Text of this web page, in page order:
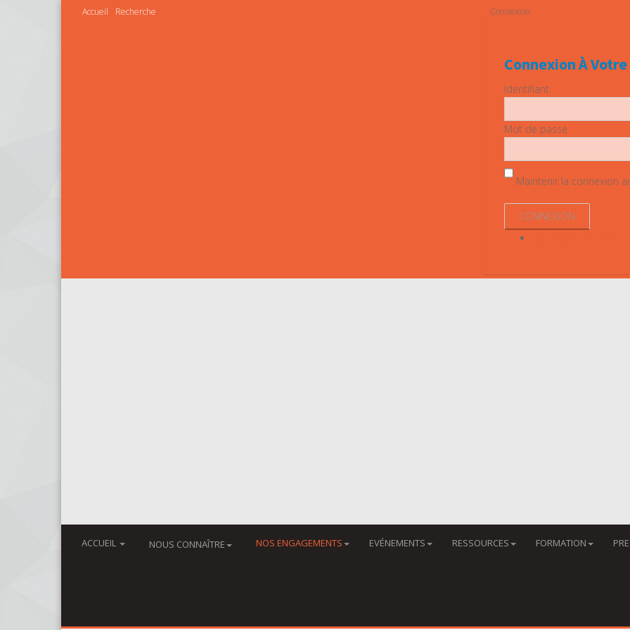
Accueil Recherche Connexion
Connexion À
Identifiant
Mot de passe
Maintenir la connexion
ACCUEIL NOUS CONNAÎTRE NOS ENGAGEMENTS EVÉNEMENTS RESSOURCES FORMATION